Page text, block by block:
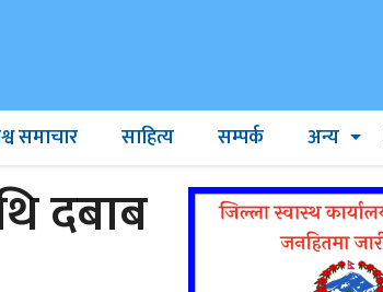
समाचार साहित्य सम्पर्क अन्य
दबाब